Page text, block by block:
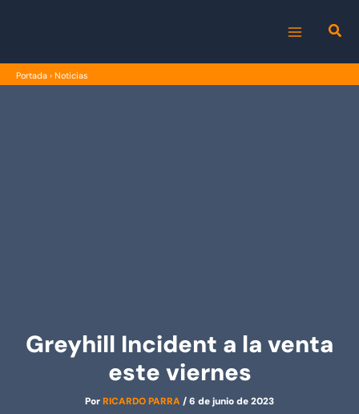
MENU
Portada › Noticias
Greyhill Incident a la venta
este viernes
PorRICARDO PARRA/6 de junio de 2023